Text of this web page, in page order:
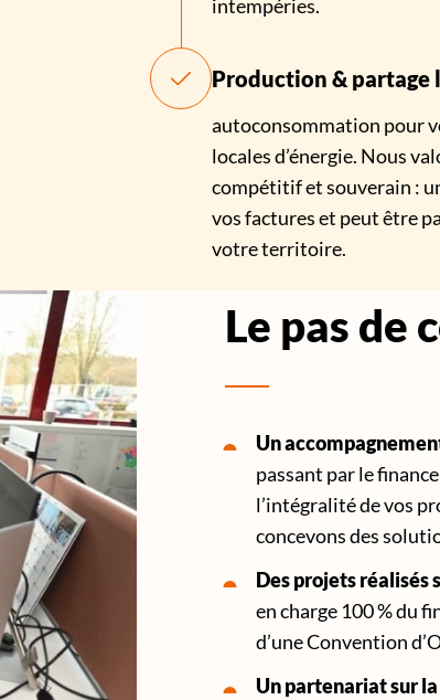
intempéries.
Production & partage
autoconsommation pour
locales d’énergie. Nous
compétitif et souverain :
vos factures et peut être
votre territoire.
Le pas de
Un
passant par le
l’intégralité de vos
concevons des
Des projets réalisés
en charge 100 % du
d’une Convention
Un partenariat sur